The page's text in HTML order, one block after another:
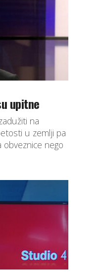
upitne
na
u zemlji pa
nego